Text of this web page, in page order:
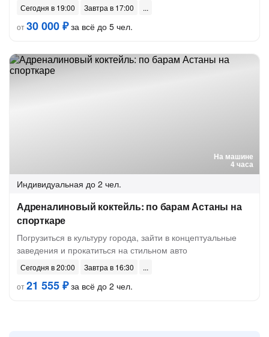
Сегодня в 19:00
Завтра в 17:00
от30 000 ₽за всё до 5 чел.
На машине
4 часа
Индивидуальная до 2 чел.
Адреналиновый коктейль: по барам Астаны на
спорткаре
Погрузиться в культуру города, зайти в концептуальные
заведения и прокатиться на стильном авто
Сегодня в 20:00
Завтра в 16:30
от21 555 ₽за всё до 2 чел.